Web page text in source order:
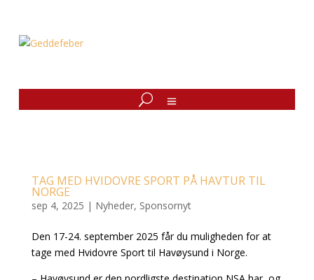
TAG MED HVIDOVRE SPORT PÅ HAVTUR TIL
NORGE
sep 4, 2025 | Nyheder, Sponsornyt
Den 17-24. september 2025 får du muligheden for at
tage med Hvidovre Sport til Havøysund i Norge.